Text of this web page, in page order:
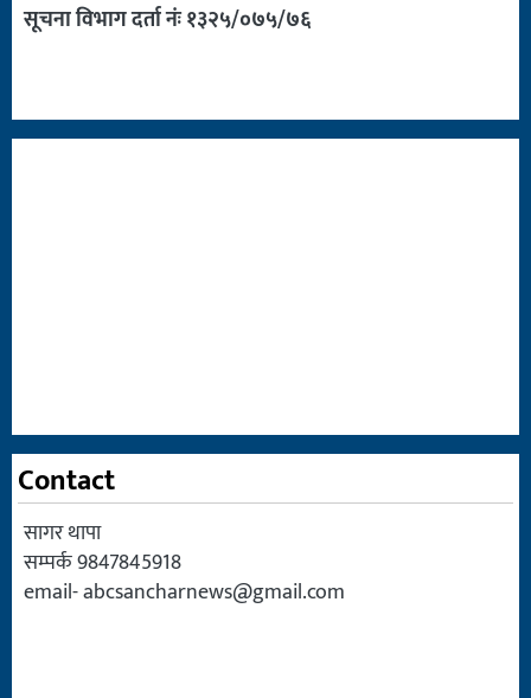
सूचना विभाग दर्ता नंः १३२५/०७५/७६
Contact
सागर थापा
सम्पर्क 9847845918
email-abcsancharnews@gmail.com